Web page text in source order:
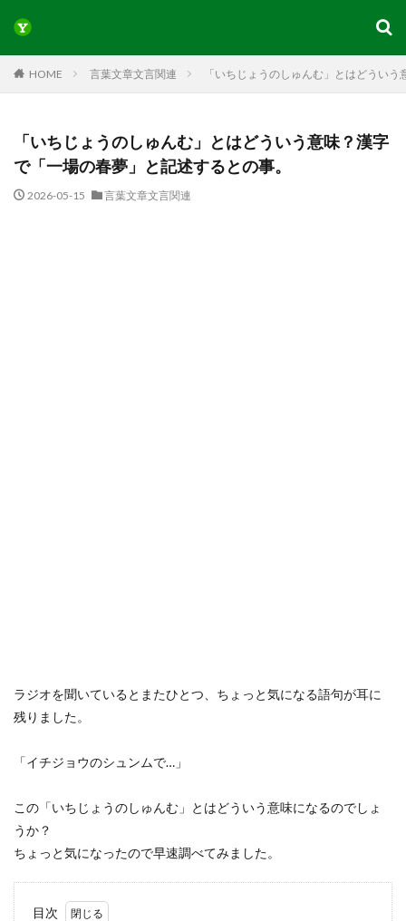
HOME 言葉文章文言関連 「いちじょうのしゅんむ」とはどうい
「いちじょうのしゅんむ」とはどういう意味？漢字
で「一場の春夢」と記述するとの事。
2026-05-15 言葉文章文言関連
ラジオを聞いているとまたひとつ、ちょっと気になる語句が耳に
残りました。
「イチジョウのシュンムで…」
この「いちじょうのしゅんむ」とはどういう意味になるのでしょ
うか？
ちょっと気になったので早速調べてみました。
目次